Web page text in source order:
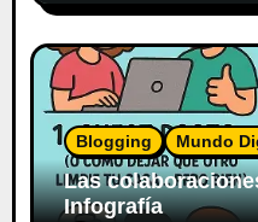
Blogging Mundo
Las
Infografía